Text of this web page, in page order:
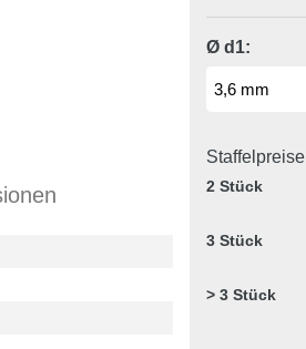
Ø d1:
Staffelpreise
2 Stück
3 Stück
> 3 Stück